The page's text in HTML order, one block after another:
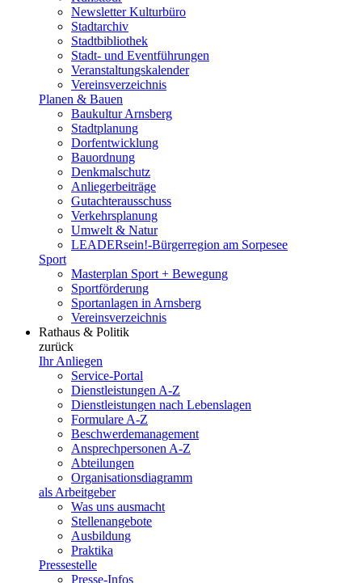
Newsletter Kulturbüro
Stadtarchiv
Stadtbibliothek
Stadt- und Eventführungen
Veranstaltungskalender
Vereinsverzeichnis
Planen & Bauen
Baukultur Arnsberg
Stadtplanung
Dorfentwicklung
Bauordnung
Denkmalschutz
Anliegerbeiträge
Gutachterausschuss
Verkehrsplanung
Umwelt & Natur
LEADERsein!-Bürgerregion am Sorpesee
Sport
Masterplan Sport + Bewegung
Sportförderung
Sportanlagen in Arnsberg
Vereinsverzeichnis
Rathaus & Politik
zurück
Ihr Anliegen
Service-Portal
Dienstleistungen A-Z
Dienstleistungen nach Lebenslagen
Formulare A-Z
Beschwerdemanagement
Ansprechpersonen A-Z
Abteilungen
Organisationsdiagramm
als Arbeitgeber
Was uns ausmacht
Stellenangebote
Ausbildung
Praktika
Pressestelle
Presse-Infos